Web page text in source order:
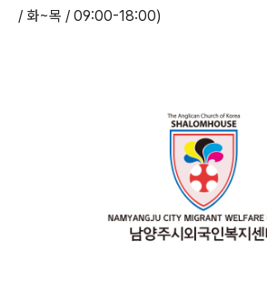
/ 화~목 / 09:00-18:00)